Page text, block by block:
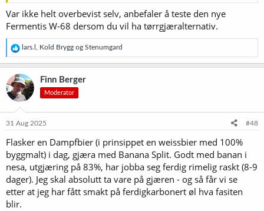
Var ikke helt overbevist selv, anbefaler å teste den nye
Fermentis W-68 dersom du vil ha tørrgjæralternativ.
R
e
a
k
s
j
o
e
:
lars.l Kold Brygg og Stenumgard
Finn Berger
Moderator
31 Aug 2025 #48
Flasker en Dampfbier (i prinsippet en weissbier med 100%
byggmalt) i dag, gjæra med Banana Split. Godt med banan i
nesa, utgjæring på 83%, har jobba seg ferdig rimelig raskt (8-9
dager). Jeg skal absolutt ta vare på gjæren - og så får vi se
etter at jeg har fått smakt på ferdigkarbonert øl hva fasiten
blir.